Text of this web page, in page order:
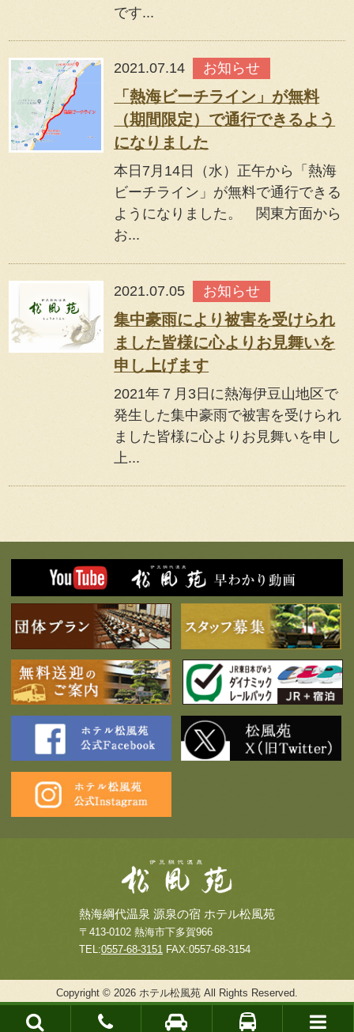
です...
2021.07.14 お知らせ
「熱海ビーチライン」が無料
（期間限定）で通行できるよう
になりました
本日7月14日（水）正午から「熱海
ビーチライン」が無料で通行できる
ようになりました。 関東方面から
お...
2021.07.05 お知らせ
集中豪雨により被害を受けられ
ました皆様に心よりお見舞いを
申し上げます
2021年７月3日に熱海伊豆山地区で
発生した集中豪雨で被害を受けられ
ました皆様に心よりお見舞いを申し
上...
熱海綱代温泉 源泉の宿 ホテル松風苑
〒413-0102 熱海市下多賀966
TEL:0557-68-3151 FAX:0557-68-3154
Copyright © 2026 ホテル松風苑 All Rights Reserved.